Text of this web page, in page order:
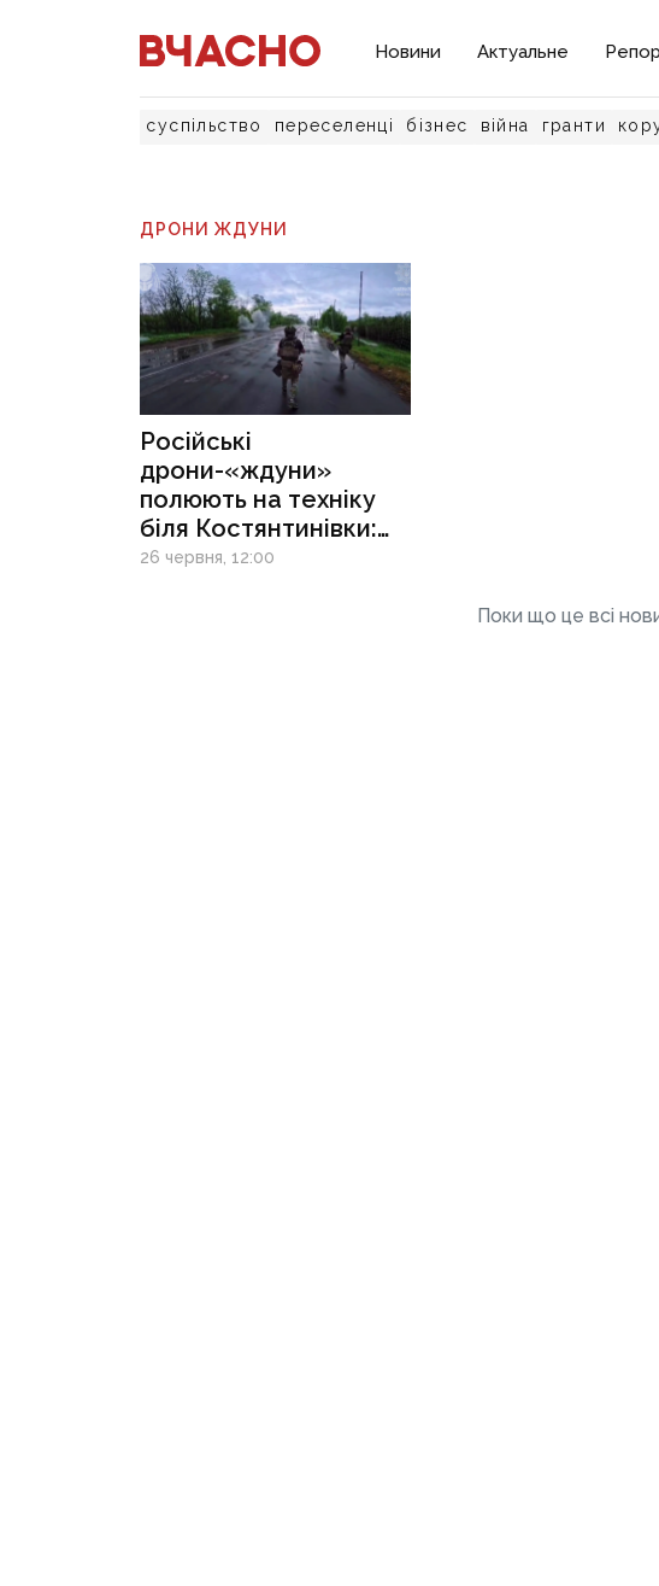
Новини Актуальне
суспільство переселенці бізнес війна гранти
ДРОНИ ЖДУНИ
Російські
дрони-«ждуни»
полюють на техніку
біля Костянтинівки:
як вогневі групи
26 червня, 12:00
Поки що це всі